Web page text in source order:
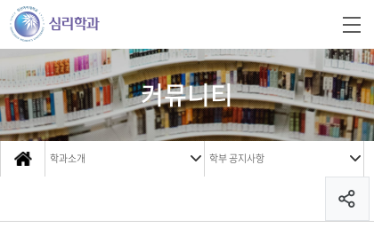
커뮤니티
학과소개 학부 공지사항